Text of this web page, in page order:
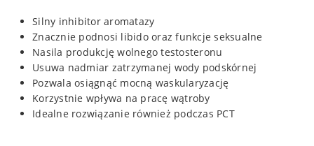
Silny inhibitor aromatazy
Znacznie podnosi libido oraz funkcje seksualne
Nasila produkcję wolnego testosteronu
Usuwa nadmiar zatrzymanej wody podskórnej
Pozwala osiągnąć mocną waskularyzację
Korzystnie wpływa na pracę wątroby
Idealne rozwiązanie również podczas PCT